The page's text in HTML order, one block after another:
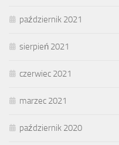
październik 2021
sierpień 2021
czerwiec 2021
marzec 2021
październik 2020